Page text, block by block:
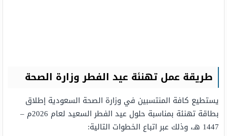
طريقة عمل تهنئة عيد الفطر وزارة الصحة
يستطيع كافة المنتسبين في وزارة الصحة السعودية إطلاق
بطاقة تهنئة بمناسبة حلول عيد الفطر السعيد لعام 2026م –
1447 هـ، وذلك عبر اتباع الخطوات التالية: